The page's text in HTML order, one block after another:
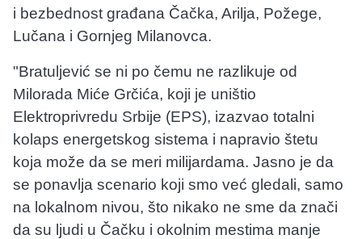
i bezbednost građana Čačka, Arilja, Požege,
Lučana i Gornjeg Milanovca.
"Bratuljević se ni po čemu ne razlikuje od
Milorada Miće Grčića, koji je uništio
Elektroprivredu Srbije (EPS), izazvao totalni
kolaps energetskog sistema i napravio štetu
koja može da se meri milijardama. Jasno je da
se ponavlja scenario koji smo već gledali, samo
na lokalnom nivou, što nikako ne sme da znači
da su ljudi u Čačku i okolnim mestima manje